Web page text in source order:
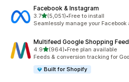
Facebook & Instagram
3.7별 5개 중
(5,051)
총 리뷰 5051개
•Free to install
Seamlessly manage your
Multifeed Google Shopping Feed
4.9별 5개 중
(964)
총 리뷰 964개
•Free plan available
Feeds & conversion tracking for
Built for Shopify